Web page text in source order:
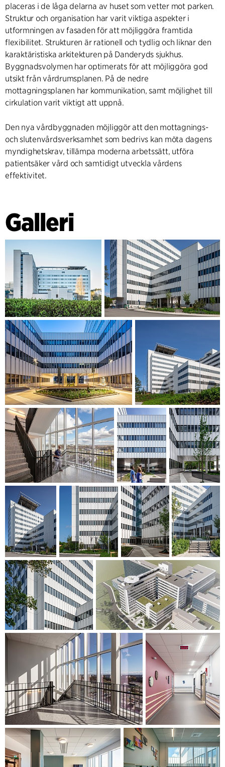
placeras i de låga delarna av huset som vetter mot parken.
Struktur och organisation har varit viktiga aspekter i
utformningen av fasaden för att möjliggöra framtida
flexibilitet. Strukturen är rationell och tydlig och liknar den
karaktäristiska arkitekturen på Danderyds sjukhus.
Byggnadsvolymen har optimerats för att möjliggöra god
utsikt från vårdrumsplanen. På de nedre
mottagningsplanen har kommunikation, samt möjlighet till
cirkulation varit viktigt att uppnå.
Den nya vårdbyggnaden möjliggör att den mottagnings-
och slutenvårdsverksamhet som bedrivs kan möta dagens
myndighetskrav, tillämpa moderna arbetssätt, utföra
patientsäker vård och samtidigt utveckla vårdens
effektivitet.
Galleri